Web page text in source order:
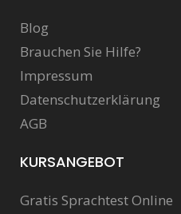
Blog
Brauchen Sie Hilfe?
Impressum
Datenschutzerklärung
AGB
KURSANGEBOT
Gratis Sprachtest Online